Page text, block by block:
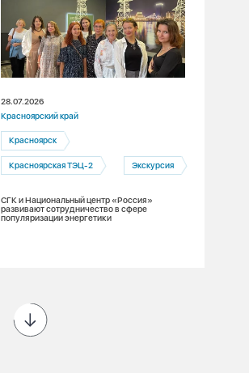
28.07.2026
Красноярский край
Красноярск
Красноярская ТЭЦ-2 Экскурсия
СГК и Национальный центр «Россия»
развивают сотрудничество в сфере
популяризации энергетики